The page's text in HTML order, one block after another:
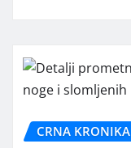
CRNA KRONIKA